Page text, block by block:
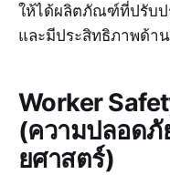
ให้ได้ผลิตภัณฑ์ที่ปรับป
และมีประสิทธิภาพด้า
Worker
(ความปลอดภั
ยศาสตร์)